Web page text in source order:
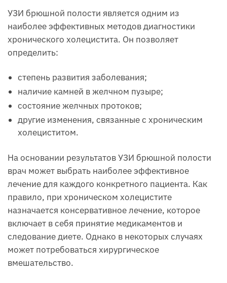
УЗИ брюшной полости является одним из
наиболее эффективных методов диагностики
хронического холецистита. Он позволяет
определить:
степень развития заболевания;
наличие камней в желчном пузыре;
состояние желчных протоков;
другие изменения, связанные с хроническим
холециститом.
На основании результатов УЗИ брюшной полости
врач может выбрать наиболее эффективное
лечение для каждого конкретного пациента. Как
правило, при хроническом холецистите
назначается консервативное лечение, которое
включает в себя принятие медикаментов и
следование диете. Однако в некоторых случаях
может потребоваться хирургическое
вмешательство.